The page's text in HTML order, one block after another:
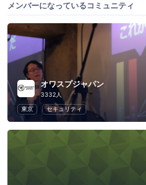
メンバーになっているコミュニティ
オワスプジャパン
3332人
東京
セキュリティ